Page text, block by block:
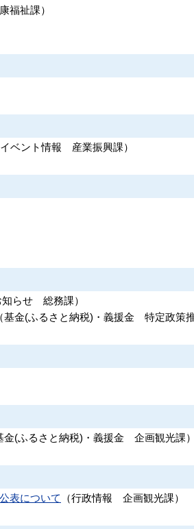
福祉課）
ベント情報 産業振興課）
らせ 総務課）
（基金(ふるさと納税)・義援金 特定政策
金(ふるさと納税)・義援金 企画観光課）
表について （行政情報 企画観光課）